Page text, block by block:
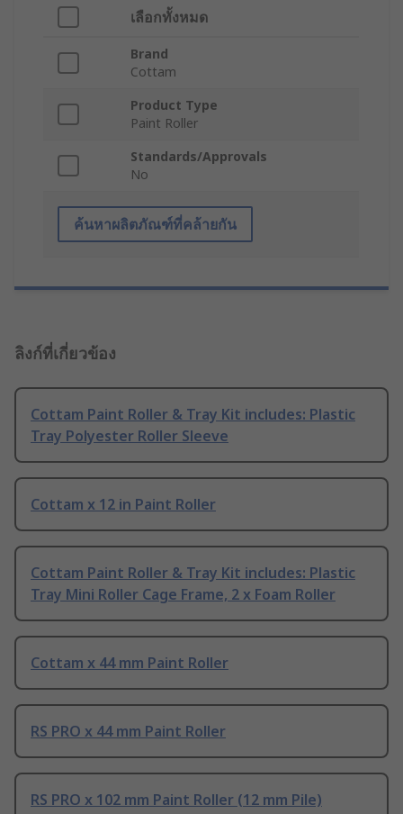
เลือกทั้งหมด
Brand
Cottam
Product Type
Paint Roller
Standards/Approvals
No
ค้นหาผลิตภัณฑ์ที่คล้ายกัน
ลิงก์ที่เกี่ยวข้อง
Cottam Paint Roller & Tray Kit includes: Plastic
Tray Polyester Roller Sleeve
Cottam x 12 in Paint Roller
Cottam Paint Roller & Tray Kit includes: Plastic
Tray Mini Roller Cage Frame, 2 x Foam Roller
Cottam x 44 mm Paint Roller
RS PRO x 44 mm Paint Roller
RS PRO x 102 mm Paint Roller (12 mm Pile)